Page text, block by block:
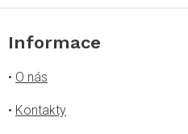
Informace
• O nás
• Kontakty